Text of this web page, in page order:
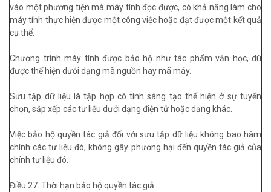
vào một phương tiện mà máy tính đọc được, có khả năng làm cho
máy tính thực hiện được một công việc hoặc đạt được một kết quả
cụ thể.
Chương trình máy tính được bảo hộ như tác phẩm văn học, dù
được thể hiện dưới dạng mã nguồn hay mã máy.
Sưu tập dữ liệu là tập hợp có tính sáng tạo thể hiện ở sự tuyển
chọn, sắp xếp các tư liệu dưới dạng điện tử hoặc dạng khác.
Việc bảo hộ quyền tác giả đối với sưu tập dữ liệu không bao hàm
chính các tư liệu đó, không gây phương hại đến quyền tác giả của
chính tư liệu đó.
Điều 27. Thời hạn bảo hộ quyền tác giả